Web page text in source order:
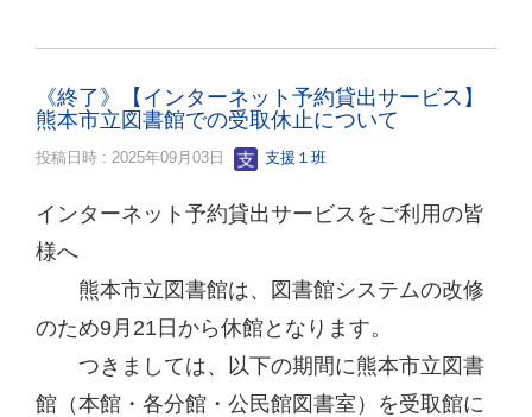
《終了》【インターネット予約貸出サービス】
熊本市立図書館での受取休止について
投稿日時 : 2025年09月03日 支援１班
インターネット予約貸出サービスをご利用の皆
様へ
熊本市立図書館は、図書館システムの改修
のため9月21日から休館となります。
つきましては、以下の期間に熊本市立図書
館（本館・各分館・公民館図書室）を受取館に